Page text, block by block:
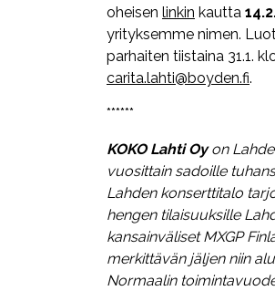
oheisen linkin kautta
yrityksemme nimen.
parhaiten tiistaina 31.1.
carita.lahti@boyden.fi.
******
KOKO Lahti Oyon
vuosittain sadoille
Lahden konserttitalo
hengen tilaisuuksille
kansainväliset MXGP
merkittävän jäljen niin
Normaalin